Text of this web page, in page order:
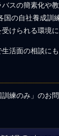
スの簡素化や
の自社養成
けられる環境に
活面の相談にも
練のみ」のお